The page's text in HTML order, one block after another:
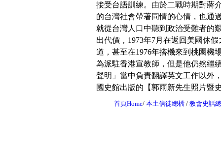
接受台語訓練。由於二戰時期對蔣
的台灣社會帶著同情的心情，也通
就從台灣人口中聽到政治受難者的
出代價，1973年7月在返回美國休
道，甚至在1976年搭機來到桃園機
為派駐香港宣教師，但是他仍然繼
聲明」當中負責翻譯英文工作以外
國史館出版的【郭雨新先生照片
首頁Home/ 本土信徒總檔 / 教會史話總